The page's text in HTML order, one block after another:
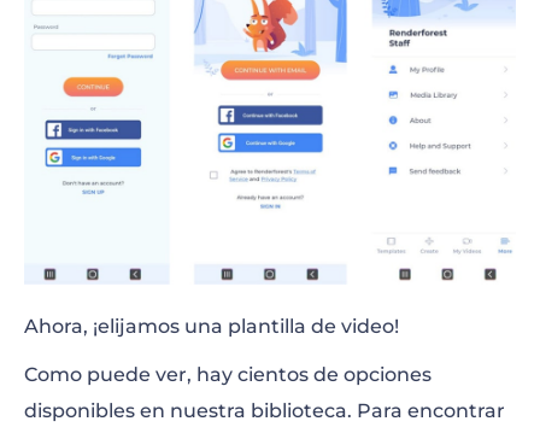
Ahora, ¡elijamos una plantilla de video!
Como puede ver, hay cientos de opciones
disponibles en nuestra biblioteca. Para encontrar